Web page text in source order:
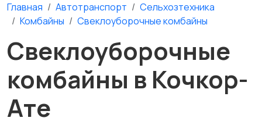
Главная Автотранспорт
Сельхозтехника
Комбайны
Свеклоуборочные комбайны
Свеклоуборочные
комбайны в Кочкор-
Ате